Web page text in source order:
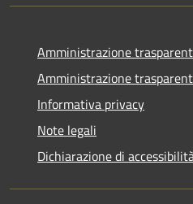
Amministrazione
Amministrazione
Informativa privacy
Note legali
Dichiarazione di